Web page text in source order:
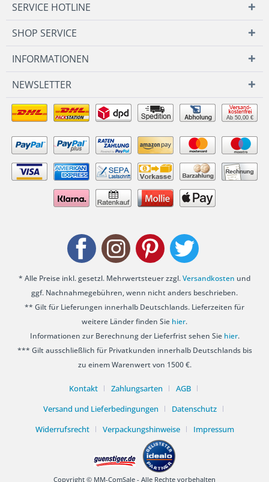
SERVICE HOTLINE
SHOP SERVICE
INFORMATIONEN
NEWSLETTER
Ab 50,00 €
* Alle Preise inkl. gesetzl. Mehrwertsteuer zzgl.Versandkosten und
ggf. Nachnahmegebühren, wenn nicht anders beschrieben.
** Gilt für Lieferungen innerhalb Deutschlands. Lieferzeiten für
weitere Länder finden Sie hier.
Informationen zur Berechnung der Lieferfrist sehen Sie hier.
*** Gilt ausschließlich für Privatkunden innerhalb Deutschlands bis
zu einem Warenwert von 1500 €.
Kontakt Zahlungsarten
AGB
Versand und Lieferbedingungen
Datenschutz
Widerrufsrecht
Verpackungshinweise Impressum
Copyright © MM-ComSale - Alle Rechte vorbehalten